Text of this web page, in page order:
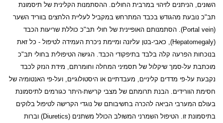
השונים, הניתנים לזיהוי במרבית החולים. ההסתמנות הקלינית של תיסמונת
תב"כ נובעת מהגודש בכבד המתרחש במקביל לעליית הלחצים בווריד השער
(
Portal vein). הסתמנותם האופיינית של חולי תב"כ כוללת שריעות הכבד
(
Hepatomegaly), כאבי-בטן עליונה ומיימת ניכרת העמידה לטיפול - כל זאת
בנוכחות הפרעה קלה בלבד בתיפקודי הכבד. הגישה הטיפולית בחולי תב"כ
מוכתבת על-סמך שיקלול של תסמיני המחלה וחומרתם, מידת הנזק לכבד
נקבעת על-פי מדדים קליניים, מעבדתיים או היסטולוגיים, ועל-פי האנטומיה של
חסימת הוורידים. הבנת תרומתם של מצבי קרישת-היתר כגורמים לתיסמונת
בעולם המערבי הביאה להכרה בחשיבותם של נוגדי הקרישה לטיפול בלוקים
בתיסמונת זו. הטיפול השמרני המשולב הכולל משתנים (Diuretics) וברות